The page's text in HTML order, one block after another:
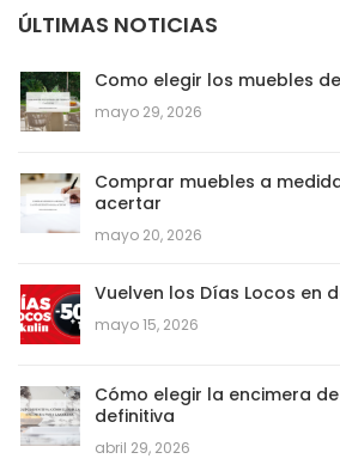
ÚLTIMAS NOTICIAS
Como elegir los muebles
mayo 29, 2026
Comprar muebles a
acertar
mayo 20, 2026
Vuelven los Días Locos en
mayo 15, 2026
Cómo elegir la encimera
definitiva
abril 29, 2026